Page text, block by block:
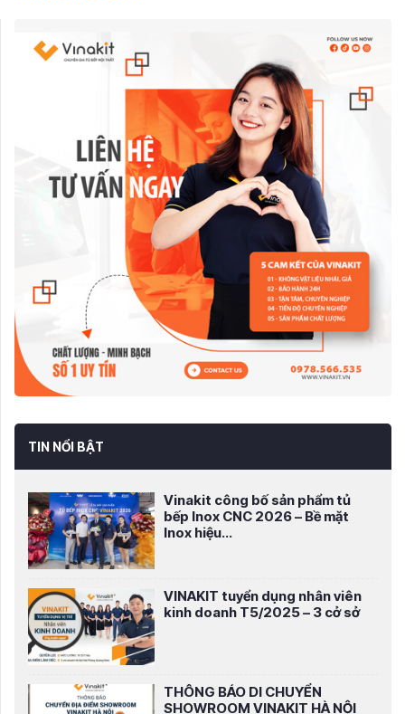
TIN NỔI BẬT
Vinakit công bố sản phẩm tủ
bếp Inox CNC 2026 – Bề mặt
Inox hiệu...
VINAKIT tuyển dụng nhân viên
kinh doanh T5/2025 – 3 cở sở
THÔNG BÁO DI CHUYỂN
SHOWROOM VINAKIT HÀ NỘI